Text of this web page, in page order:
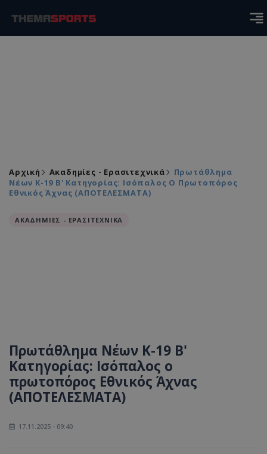
Αρχική Ακαδημίες - Ερασιτεχνικά
Πρωτάθλημα
Νέων Κ-19 Β' Κατηγορίας: Ισόπαλος Ο Πρωτοπόρος
Εθνικός Άχνας (ΑΠΟΤΕΛΕΣΜΑΤΑ)
ΑΚΑΔΗΜΙΕΣ - ΕΡΑΣΙΤΕΧΝΙΚΑ
Πρωτάθλημα Νέων Κ-19 Β'
Κατηγορίας: Ισόπαλος ο
πρωτοπόρος Εθνικός Άχνας
(ΑΠΟΤΕΛΕΣΜΑΤΑ)
17.11.2025 - 09:40